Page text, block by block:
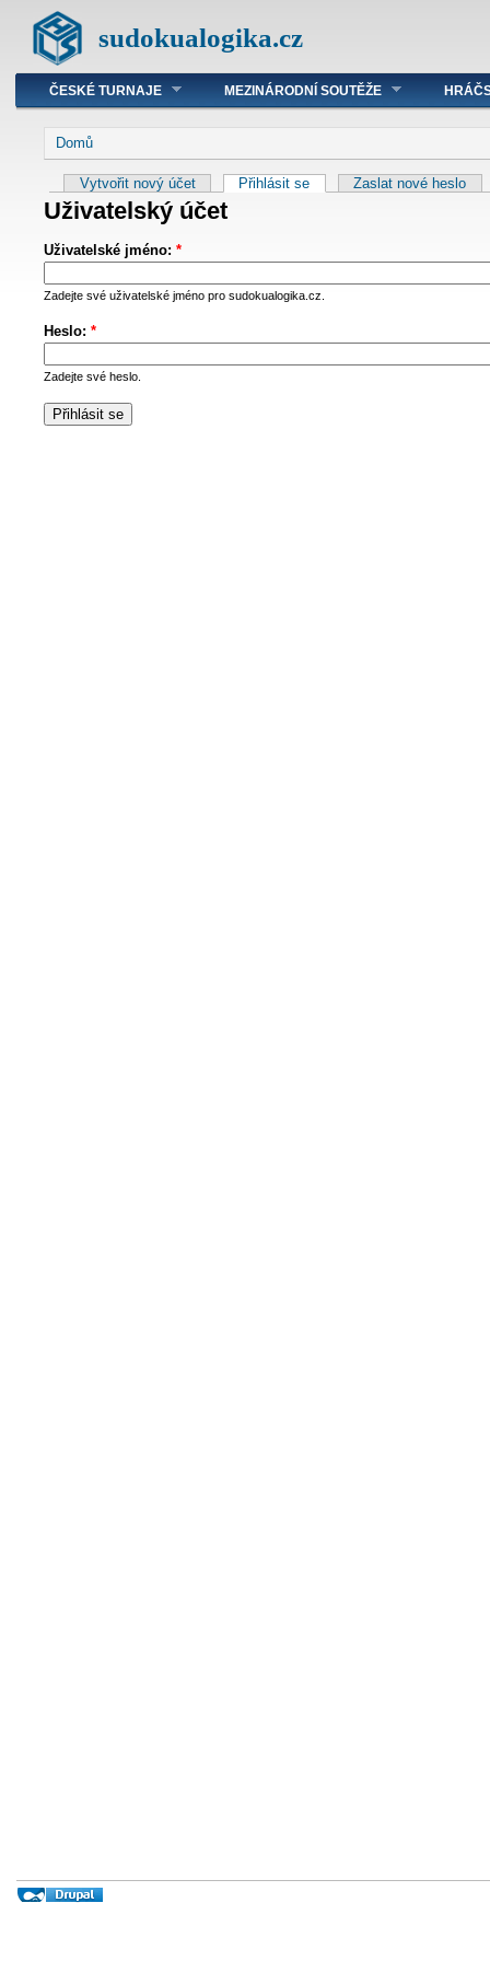
sudokualogika.cz
ČESKÉ TURNAJE MEZINÁRODNÍ SOUTĚŽE
Domů
Vytvořit nový účet Přihlásit se Zaslat nové heslo
Uživatelský účet
Uživatelské jméno: *
Zadejte své uživatelské jméno pro sudokualogika.cz.
Heslo: *
Zadejte své heslo.